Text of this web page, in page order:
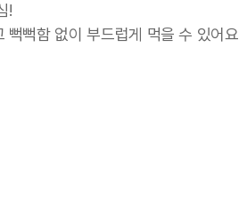
!
뻑뻑함 없이 부드럽게 먹을 수 있어요